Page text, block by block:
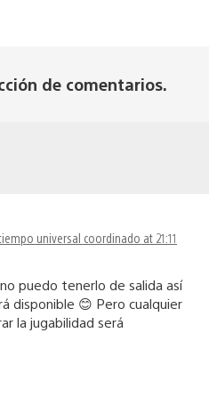
de comentarios.
universal coordinado at 21:11
puedo tenerlo de salida así
disponible 😊 Pero cualquier
la jugabilidad será